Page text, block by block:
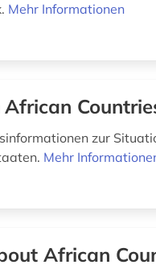
Mehr Informationen
zur
Mehr
African